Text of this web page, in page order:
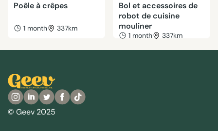
Poêle à crêpes
1 month 337km
Bol et accessoires de
robot de cuisine
mouliner
1 month 337km
© Geev 2025